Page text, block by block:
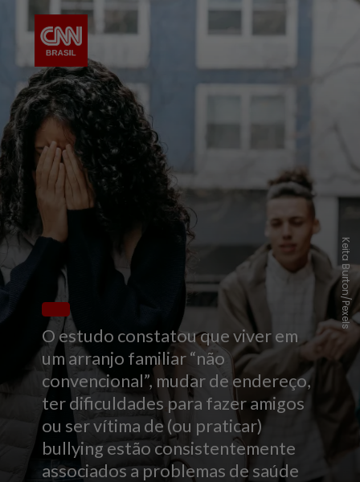
O estudo constatou que viver em
um arranjo familiar “não
convencional”, mudar de endereço,
ter dificuldades para fazer amigos
ou ser vítima de (ou praticar)
bullying estão consistentemente
associados a problemas de saúde
Keita Burton/Pexels